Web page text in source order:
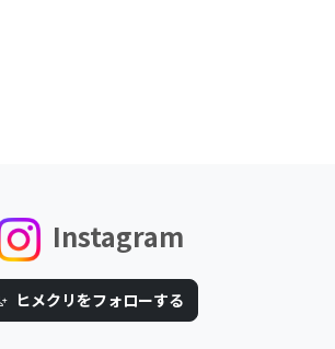
Instagram
ヒメクリをフォローする